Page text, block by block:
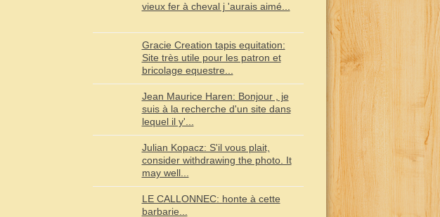
vieux fer à cheval j 'aurais aimé...
Gracie Creation tapis equitation:
Site très utile pour les patron et
bricolage equestre...
Jean Maurice Haren: Bonjour , je
suis à la recherche d'un site dans
lequel il y'...
Julian Kopacz: S'il vous plait,
consider withdrawing the photo. It
may well...
LE CALLONNEC: honte à cette
barbarie...